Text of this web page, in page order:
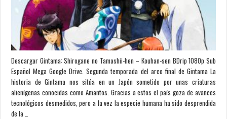
Descargar Gintama: Shirogane no Tamashii-hen – Kouhan-sen BDrip 1080p Sub
Español Mega Google Drive. Segunda temporada del arco final de Gintama La
historia de Gintama nos sitúa en un Japón sometido por unas criaturas
alienígenas conocidas como Amantos. Gracias a estos el país goza de avances
tecnológicos desmedidos, pero a la vez la especie humana ha sido desprendida
de la …